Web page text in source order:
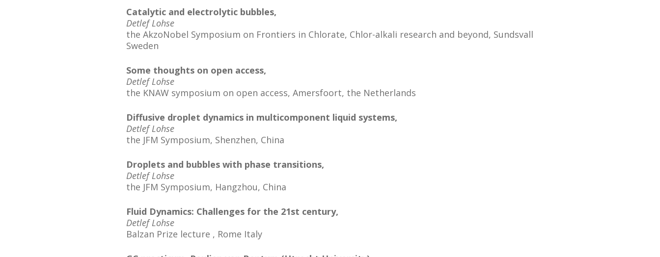
Catalytic and electrolytic bubbles,
Detlef Lohse
the AkzoNobel Symposium on Frontiers in Chlorate, Chlor-alkali research and beyond, Sundsvall
Sweden
Some thoughts on open access,
Detlef Lohse
the KNAW symposium on open access, Amersfoort, the Netherlands
Diffusive droplet dynamics in multicomponent liquid systems,
Detlef Lohse
the JFM Symposium, Shenzhen, China
Droplets and bubbles with phase transitions,
Detlef Lohse
the JFM Symposium, Hangzhou, China
Fluid Dynamics: Challenges for the 21st century,
Detlef Lohse
Balzan Prize lecture , Rome Italy